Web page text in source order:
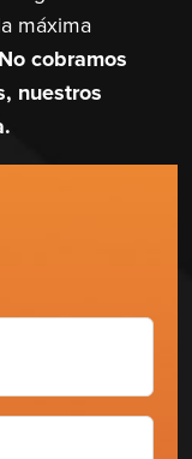
máxima
No cobramos
nuestros